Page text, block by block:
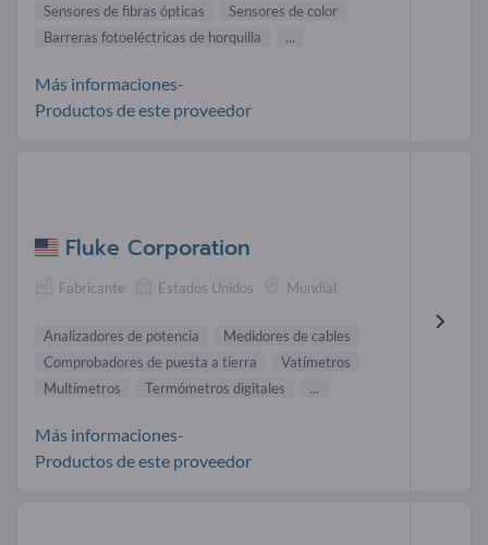
Sensores de fibras ópticas
Sensores de color
Barreras fotoeléctricas de horquilla
...
Más informaciones-
Productos de este proveedor
Fluke Corporation
Fabricante Estados Unidos Mundial
Analizadores de potencia
Medidores de cables
Comprobadores de puesta a tierra
Vatímetros
Multímetros
Termómetros digitales ...
Más informaciones-
Productos de este proveedor